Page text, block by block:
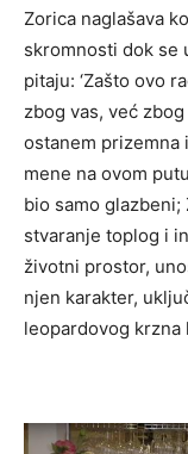
Zorica naglašava
skromnosti dok se
pitaju: ‘Zašto ovo
zbog vas, već zbog
ostanem prizemna
mene na ovom
bio samo
stvaranje toplog i
životni prostor,
njen karakter,
leopardovog